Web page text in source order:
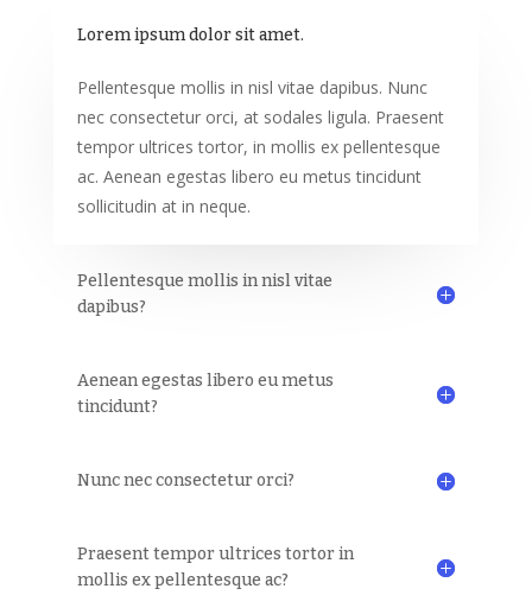
Lorem ipsum dolor sit amet.
Pellentesque mollis in nisl vitae dapibus. Nunc
nec consectetur orci, at sodales ligula. Praesent
tempor ultrices tortor, in mollis ex pellentesque
ac. Aenean egestas libero eu metus tincidunt
sollicitudin at in neque.
Pellentesque mollis in nisl vitae
dapibus?
Aenean egestas libero eu metus
tincidunt?
Nunc nec consectetur orci?
Praesent tempor ultrices tortor in
mollis ex pellentesque ac?